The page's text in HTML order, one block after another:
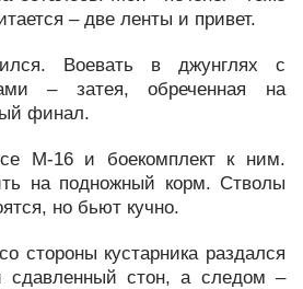
– две ленты и привет.
Воевать в джунглях с
– затея, обреченная на
финал.
М-16 и боекомплект к ним.
на подножный корм. Стволы
но бьют кучно.
стороны кустарника раздался
стон, а следом –